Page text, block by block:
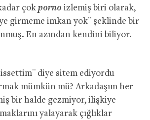
çok porno izlemiş biri olarak,
girmeme imkan yok¨ şeklinde bir
En azından kendini biliyor.
diye sitem ediyordu
mümkün mü? Arkadaşım her
bir halde gezmiyor, ilişkiye
yalayarak çığlıklar